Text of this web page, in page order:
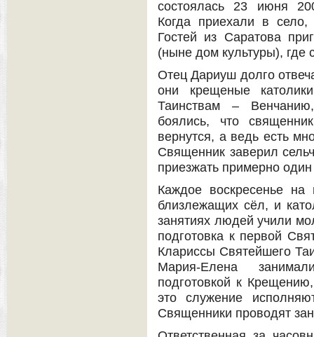
состоялась 23 июня
Когда приехали в
Гостей из Саратова
(ныне дом культуры), где
Отец Дариуш долго
они крещеные
Таинствам –
боялись, что
вернутся, а ведь есть
Священник заверил
приезжать примерно
Каждое воскресенье
близлежащих сёл, и
занятиях людей учили
подготовка к первой
Клариссы Святейшего
Мария-Елена
подготовкой к
это служение
Священники проводят